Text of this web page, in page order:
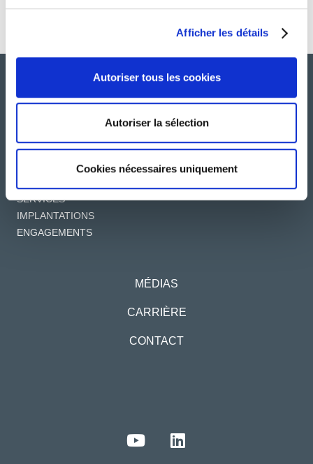
Afficher les détails
Autoriser tous les cookies
Autoriser la sélection
Cookies nécessaires uniquement
6 7 8 … 15
SERVICES
IMPLANTATIONS
ENGAGEMENTS
MÉDIAS
CARRIÈRE
CONTACT